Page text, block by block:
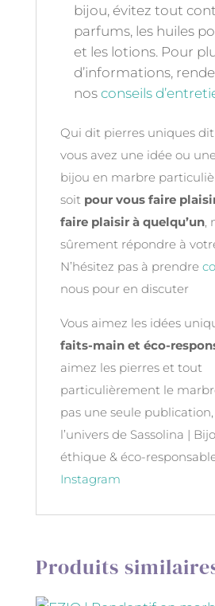
bijou, évitez tout
parfums, les huiles
et les lotions. Pour
d’informations,
nos conseils
Qui dit pierres uniques
vous avez une idée ou
bijou en marbre
soit pour vous faire
faire plaisir à quelqu’un,
sûrement répondre à
N’hésitez pas à prendre
nous pour en discuter
Vous aimez les idées
faits-main et éco-
aimez les pierres et tout
particulièrement le
pas une seule
l’univers de Sassolina |
éthique & éco-
Instagram
Produits